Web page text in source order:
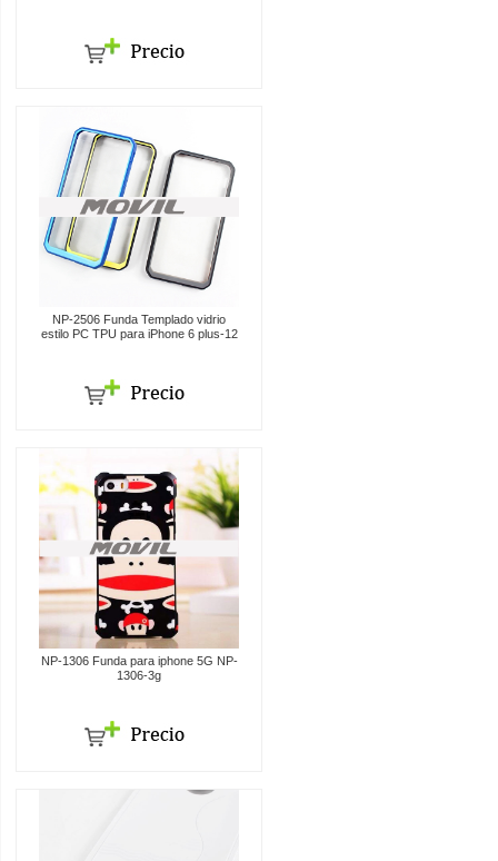
NP-2506 Funda Templado vidrio
estilo PC TPU para iPhone 6 plus-12
NP-1306 Funda para iphone 5G NP-
1306-3g